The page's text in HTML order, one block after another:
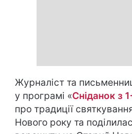
Журналіст та
у програмі «Сніданок з
про традиції
Нового року та